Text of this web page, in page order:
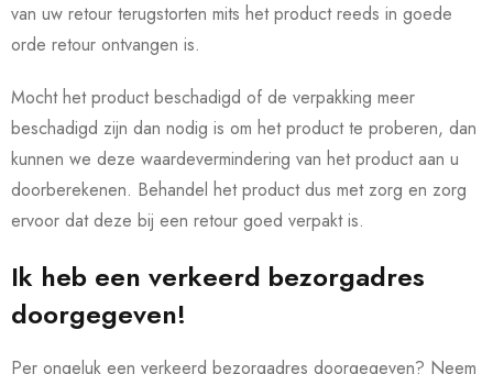
van uw retour terugstorten mits het product reeds in goede
orde retour ontvangen is.
Mocht het product beschadigd of de verpakking meer
beschadigd zijn dan nodig is om het product te proberen, dan
kunnen we deze waardevermindering van het product aan u
doorberekenen. Behandel het product dus met zorg en zorg
ervoor dat deze bij een retour goed verpakt is.
Ik heb een verkeerd bezorgadres
doorgegeven!
Per ongeluk een verkeerd bezorgadres doorgegeven? Neem